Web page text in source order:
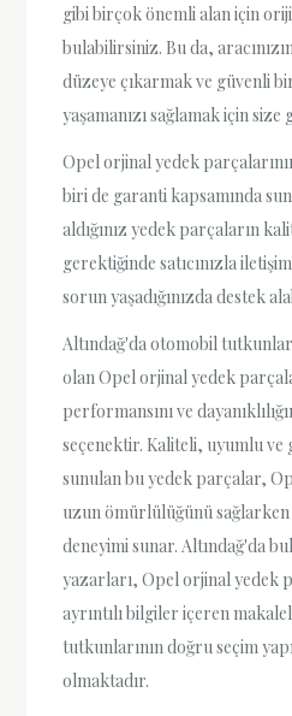
gibi birçok önemli alan için
bulabilirsiniz. Bu da,
düzeye çıkarmak ve güvenli
yaşamanızı sağlamak için
Opel orjinal yedek
biri de garanti kapsamında
aldığınız yedek parçaların
gerektiğinde satıcınızla
sorun yaşadığınızda destek
Altındağ'da otomobil
olan Opel orjinal yedek
performansını ve
seçenektir. Kaliteli, uyumlu ve
sunulan bu yedek parçalar,
uzun ömürlülüğünü
deneyimi sunar. Altındağ'da
yazarları, Opel orjinal yedek
ayrıntılı bilgiler içeren
tutkunlarının doğru seçim
olmaktadır.